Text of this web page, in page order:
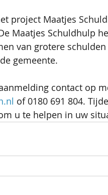
project Maatjes
Maatjes Schuldhulp
van grotere
gemeente.
contact op
of 0180 691 804.
u te helpen in uw